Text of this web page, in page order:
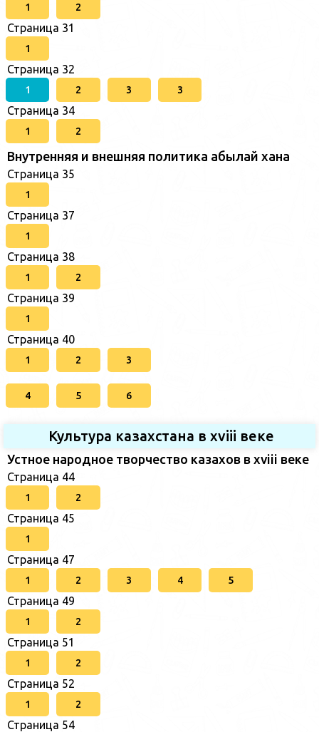
1 2
Страница 31
1
Страница 32
1 2 3 3
Страница 34
1 2
Внутренняя и внешняя политика абылай хана
Страница 35
1
Страница 37
1
Страница 38
1 2
Страница 39
1
Страница 40
1 2 3
4 5 6
Культура казахстана в xviii веке
Устное народное творчество казахов в xviii веке
Страница 44
1 2
Страница 45
1
Страница 47
1 2 3 4 5
Страница 49
1 2
Страница 51
1 2
Страница 52
1 2
Страница 54